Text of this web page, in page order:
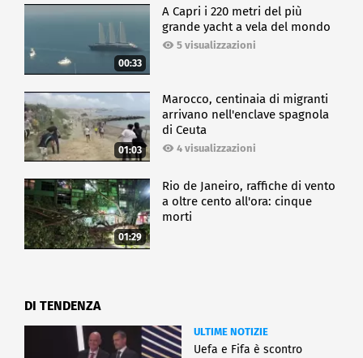
00:33
A Capri i 220 metri del più
grande yacht a vela del mondo
5 visualizzazioni
01:03
Marocco, centinaia di migranti
arrivano nell'enclave spagnola
di Ceuta
4 visualizzazioni
01:29
Rio de Janeiro, raffiche di vento
a oltre cento all'ora: cinque
morti
DI TENDENZA
ULTIME NOTIZIE
Uefa e Fifa è scontro